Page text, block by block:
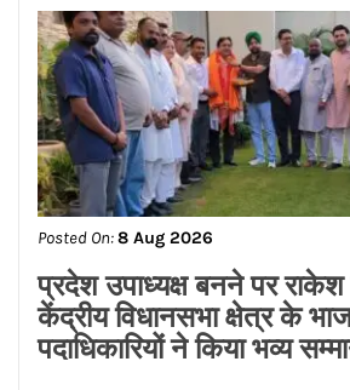
Posted On:8 Aug 2026
ਡਾ.ਐਸ.ਪੀ.ਸਿੰਘ ਓਬਰਾਏ ਦੇ
ਅਸ਼ੋਕ ਕੁਮਾਰ ਦਾ ਮ੍ਰਿਤਕ
ਭਾਰਤ ਪਹੁੰਚਿਆ